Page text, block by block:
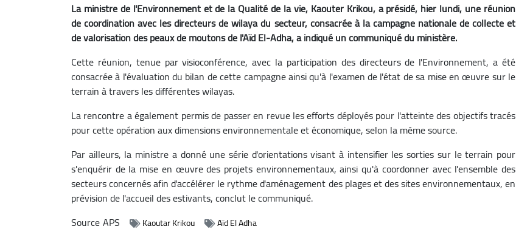
La ministre de l'Environnement et de la Qualité de la vie, Kaouter Krikou, a présidé, hier lundi, une réunion
de coordination avec les directeurs de wilaya du secteur, consacrée à la campagne nationale de collecte et
de valorisation des peaux de moutons de l'Aïd El-Adha, a indiqué un communiqué du ministère.
Cette réunion, tenue par visioconférence, avec la participation des directeurs de l'Environnement, a été
consacrée à l'évaluation du bilan de cette campagne ainsi qu'à l'examen de l'état de sa mise en œuvre sur le
terrain à travers les différentes wilayas.
La rencontre a également permis de passer en revue les efforts déployés pour l'atteinte des objectifs tracés
pour cette opération aux dimensions environnementale et économique, selon la même source.
Par ailleurs, la ministre a donné une série d'orientations visant à intensifier les sorties sur le terrain pour
s'enquérir de la mise en œuvre des projets environnementaux, ainsi qu'à coordonner avec l'ensemble des
secteurs concernés afin d'accélérer le rythme d'aménagement des plages et des sites environnementaux, en
prévision de l'accueil des estivants, conclut le communiqué.
SourceAPS Kaoutar Krikou Aïd El Adha